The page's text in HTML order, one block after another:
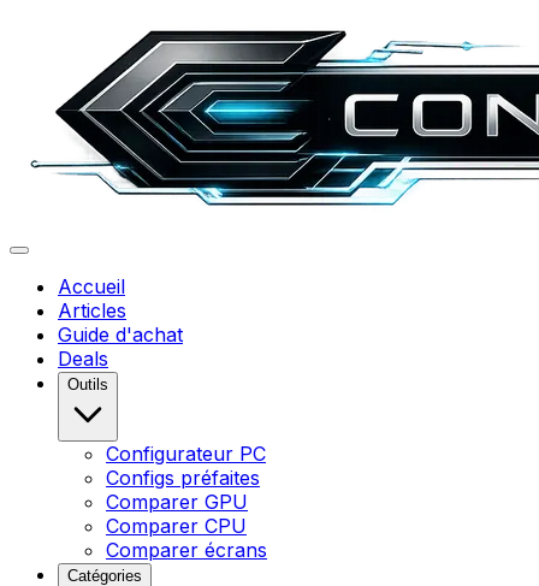
Accueil
Articles
Guide d'achat
Deals
Outils
Configurateur PC
Configs préfaites
Comparer GPU
Comparer CPU
Comparer écrans
Catégories